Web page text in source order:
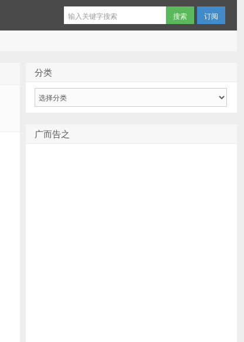
订阅
分类
广而告之